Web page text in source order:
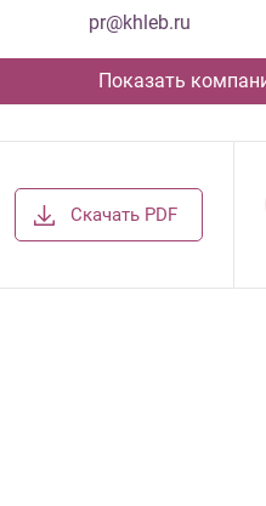
pr@khleb.ru
Показать
Скачать PDF